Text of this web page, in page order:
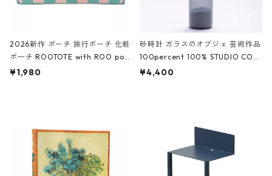
2026新作 ポーチ 旅行ポーチ 化粧
ポーチ ROOTOTE with ROO pou
ch 3532 ルートート WR.ポーチ.ラ
¥1,980
砂時計 ガラスのオブジェ 芸術作品
100percent 100% STUDIO COH
AKU Timeless 100パーセント ス
¥4,400